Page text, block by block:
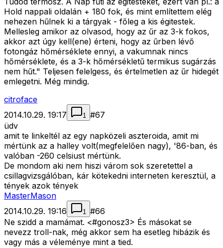
Hold nappali oldalán + 180 fok, és mint említettem elég
nehezen hűlnek ki a tárgyak - főleg a kis égitestek.
Mellesleg amikor az olvasod, hogy az űr az 3-k fokos,
akkor azt úgy kell(ene) érteni, hogy az űrben lévő
fotongáz hőmérséklete ennyi, a vakumnak nincs
hőmérséklete, és a 3-k hőmérsékletű termikus sugárzás
nem hűt." Teljesen felelgess, és értelmetlen az űr hidegét
emlegetni. Még mindig.
citroface
2014.10.29. 19:17
1 #67
üdv
amit te linkeltél az egy napközeli aszteroida, amit mi
mértünk az a halley volt(megfelelően nagy), '86-ban, és
valóban -260 celsiust mértünk.
De mondom aki nem hiszi várom sok szeretettel a
csillagvizsgálóban, kár kötekedni interneten keresztül, a
tények azok tények
MasterMason
2014.10.29. 19:16
1 #66
Ne szidd a mamámat. <#gonosz3> És másokat se
nevezz troll-nak, még akkor sem ha esetleg hibázik és
vagy más a véleménye mint a tied.